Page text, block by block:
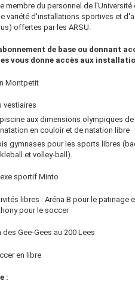
membre du personnel de
variété d'installations sportives et
offertes par les ARSU.
de base ou donnant
vous donne accès aux
Montpetit
vestiaires
aux dimensions olympiques
en couloir et de natation libre
gymnases pour les sports libres
et volley-ball).
sportif Minto
libres : Aréna B pour le patinage
pour le soccer
des Gee-Gees au 200 Lees
en libre
: